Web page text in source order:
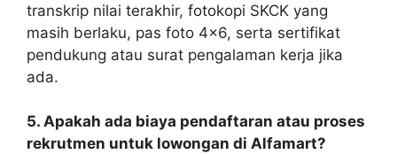
transkrip nilai terakhir, fotokopi SKCK yang
masih berlaku, pas foto 4×6, serta sertifikat
pendukung atau surat pengalaman kerja jika
ada.
5. Apakah ada biaya pendaftaran atau proses
rekrutmen untuk lowongan di Alfamart?